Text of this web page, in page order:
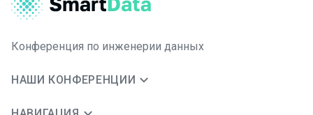
Конференция по инженерии данных
НАШИ КОНФЕРЕНЦИИ